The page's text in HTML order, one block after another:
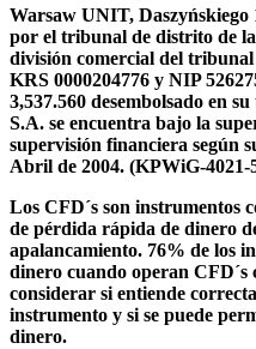
Warsaw UNIT, Daszyńskiego
por el tribunal de distrito de
división comercial del
KRS 0000204776 y NIP
3,537.560 desembolsado en
S.A. se encuentra bajo la
supervisión financiera según
Abril de 2004. (KPWiG-4021-
Los CFD´s son instrumentos
de pérdida rápida de dinero
apalancamiento. 76% de los
dinero cuando operan CFD´s
considerar si entiende
instrumento y si se puede
dinero.